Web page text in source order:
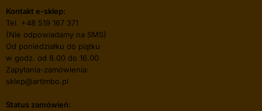
Kontakt e-sklep:
Tel. +48 519 167 371
(Nie odpowiadamy na SMS)
Od poniedziałku do piątku
w godz. od 8.00 do 16.00
Zapytania-zamówienia:
sklep@artimbo.pl
Status zamówień: